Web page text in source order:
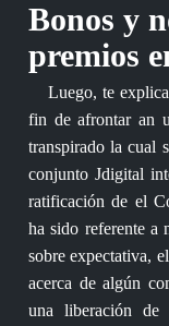
Bonos y
premios
Luego, te
fin de afrontar an
transpirado la cual
conjunto Jdigital
ratificación de el
ha sido referente a
sobre expectativa,
acerca de algún
una liberación de